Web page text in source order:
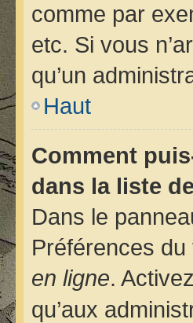
comme par
etc. Si vous
qu’un
Haut
Comment
dans la liste
Dans le
Préférences
en ligne.
qu’aux